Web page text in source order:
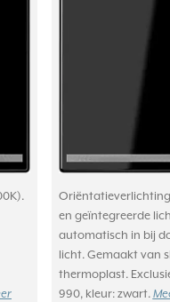
en geïntegreerde
automatisch in bij
licht. Gemaakt van
thermoplast.
990, kleur: zwart.